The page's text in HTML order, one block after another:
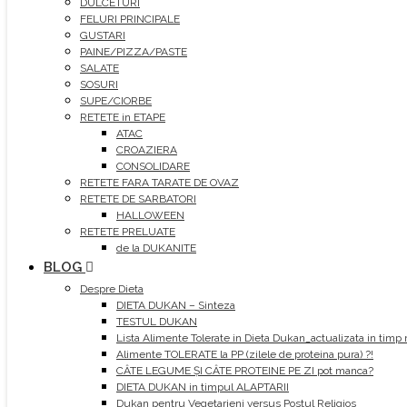
DULCETURI
FELURI PRINCIPALE
GUSTARI
PAINE/PIZZA/PASTE
SALATE
SOSURI
SUPE/CIORBE
RETETE in ETAPE
ATAC
CROAZIERA
CONSOLIDARE
RETETE FARA TARATE DE OVAZ
RETETE DE SARBATORI
HALLOWEEN
RETETE PRELUATE
de la DUKANITE
BLOG
Despre Dieta
DIETA DUKAN – Sinteza
TESTUL DUKAN
Lista Alimente Tolerate in Dieta Dukan_actualizata in timp
Alimente TOLERATE la PP (zilele de proteina pura) ?!
CÂTE LEGUME ȘI CÂTE PROTEINE PE ZI pot manca?
DIETA DUKAN in timpul ALAPTARII
Dukan pentru Vegetarieni versus Postul Religios